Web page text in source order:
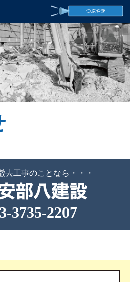
去工事のことなら・・・
3735-2207